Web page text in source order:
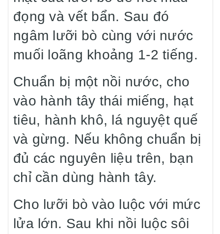
đọng và vết bẩn. Sau đó
ngâm lưỡi bò cùng với nước
muối loãng khoảng 1-2 tiếng.
Chuẩn bị một nồi nước, cho
vào hành tây thái miếng, hạt
tiêu, hành khô, lá nguyệt quế
và gừng. Nếu không chuẩn bị
đủ các nguyên liệu trên, bạn
chỉ cần dùng hành tây.
Cho lưỡi bò vào luộc với mức
lửa lớn. Sau khi nồi luộc sôi